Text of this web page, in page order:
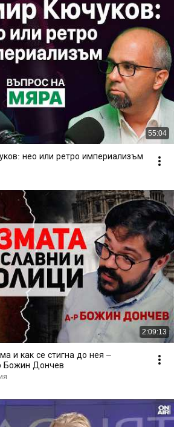
55:04
нео или ретро империализъм
2:09:13
и как се стигна до нея –
Божин Дончев